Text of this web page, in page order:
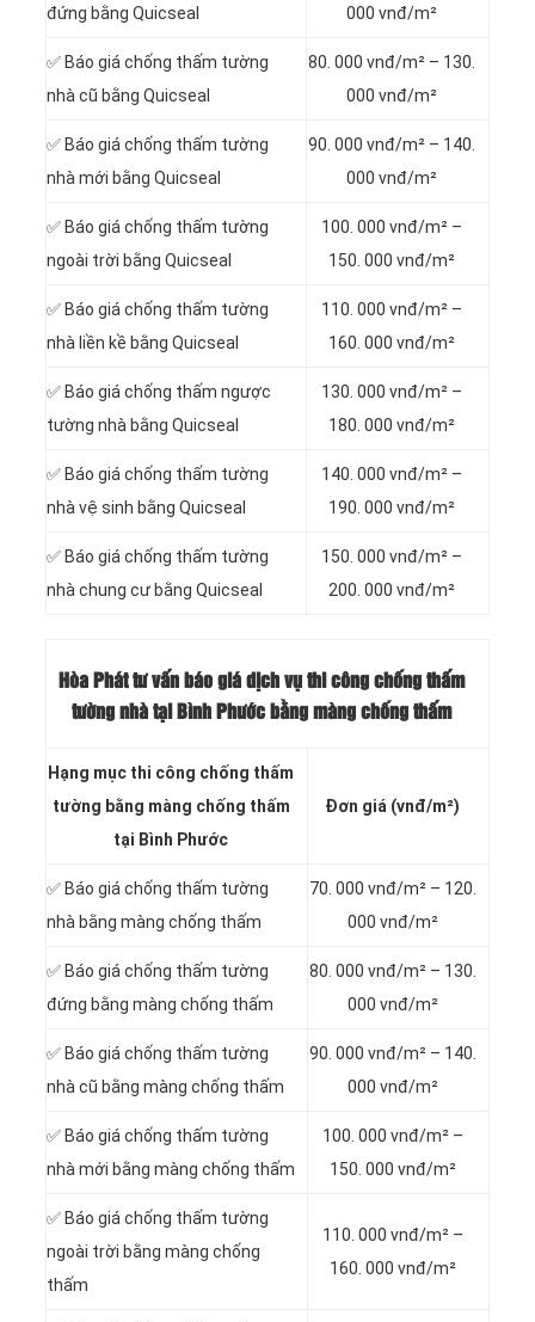
đứng bằng Quicseal 000 vnđ/m²
✅ Báo giá chống thấm tường
nhà cũ bằng Quicseal
80. 000 vnđ/m² – 130.
000 vnđ/m²
✅ Báo giá chống thấm tường
nhà mới bằng Quicseal
90. 000 vnđ/m² – 140.
000 vnđ/m²
✅ Báo giá chống thấm tường
ngoài trời bằng Quicseal
100. 000 vnđ/m² –
150. 000 vnđ/m²
✅ Báo giá chống thấm tường
nhà liền kề bằng Quicseal
110. 000 vnđ/m² –
160. 000 vnđ/m²
✅ Báo giá chống thấm ngược
tường nhà bằng Quicseal
130. 000 vnđ/m² –
180. 000 vnđ/m²
✅ Báo giá chống thấm tường
nhà vệ sinh bằng Quicseal
140. 000 vnđ/m² –
190. 000 vnđ/m²
✅ Báo giá chống thấm tường
nhà chung cư bằng Quicseal
150. 000 vnđ/m² –
200. 000 vnđ/m²
Hòa Phát tư vấn báo giá dịch vụ thi công chống thấm
tường nhà tại Bình Phước bằng màng chống thấm
Hạng mục thi công chống thấm
tường bằng màng chống thấm
tại Bình Phước
Đơn giá (vnđ/m²)
✅ Báo giá chống thấm tường
nhà bằng màng chống thấm
70. 000 vnđ/m² – 120.
000 vnđ/m²
✅ Báo giá chống thấm tường
đứng bằng màng chống thấm
80. 000 vnđ/m² – 130.
000 vnđ/m²
✅ Báo giá chống thấm tường
nhà cũ bằng màng chống thấm
90. 000 vnđ/m² – 140.
000 vnđ/m²
✅ Báo giá chống thấm tường
nhà mới bằng màng chống thấm
100. 000 vnđ/m² –
150. 000 vnđ/m²
✅ Báo giá chống thấm tường
ngoài trời bằng màng chống
thấm
110. 000 vnđ/m² –
160. 000 vnđ/m²